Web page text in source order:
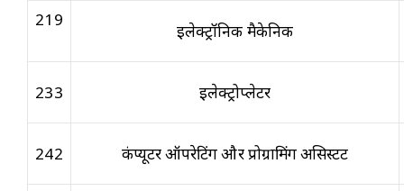
219
इलेक्ट्रॉनिक मैकेनिक
233 इलेक्ट्रोप्लेटर
242 कंप्यूटर ऑपरेटिंग और प्रोग्रामिंग असिस्टेंट